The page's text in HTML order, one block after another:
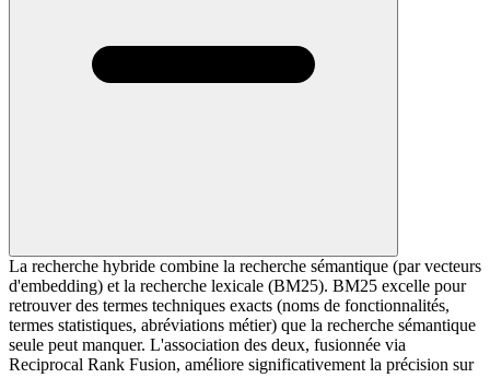
La recherche hybride combine la recherche sémantique (par vecteurs
d'embedding) et la recherche lexicale (BM25). BM25 excelle pour
retrouver des termes techniques exacts (noms de fonctionnalités,
termes statistiques, abréviations métier) que la recherche sémantique
seule peut manquer. L'association des deux, fusionnée via
Reciprocal Rank Fusion, améliore significativement la précision sur